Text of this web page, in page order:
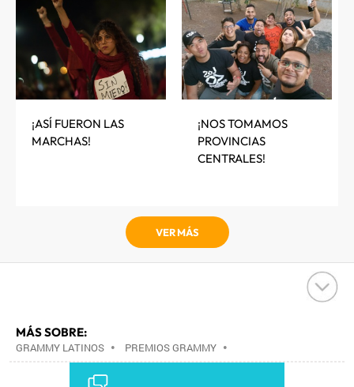
¡ASÍ FUERON LAS
MARCHAS!
¡NOS TOMAMOS
PROVINCIAS
CENTRALES!
VER MÁS
MÁS SOBRE:
GRAMMY LATINOS • PREMIOS GRAMMY •
PREMIOS MÚSICA•EVENTOS MUSICALES•